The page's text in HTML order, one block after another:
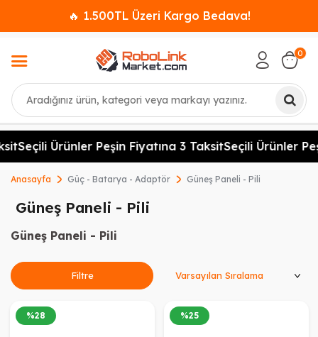
🔥 1.500TL Üzeri Kargo Bedava!
Ara
0
Seçili Ürünler Peşin Fiyatına 3 TaksitSeçili Ürünler
Anasayfa Güç - Batarya - Adaptör Güneş Paneli - Pili
Güneş Paneli - Pili
Güneş Paneli - Pili
Filtre
%28 %25